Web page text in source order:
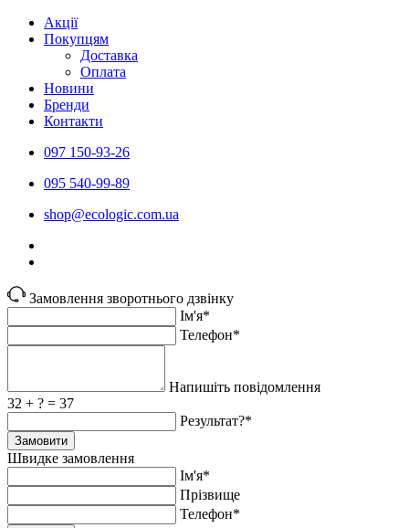
Акції
Покупцям
Доставка
Оплата
Новини
Бренди
Контакти
097 150-93-26
095 540-99-89
shoр@ecologic.com.ua
Замовлення зворотнього дзвінку
Ім'я*
Телефон*
Напишіть повідомлення
32 + ? = 37
Результат?*
Замовити
Швидке замовлення
Ім'я*
Прiзвище
Телефон*